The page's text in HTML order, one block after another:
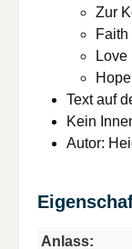
Zur
Faith
Love
Hope
Text auf
Kein
Autor:
Anlass: